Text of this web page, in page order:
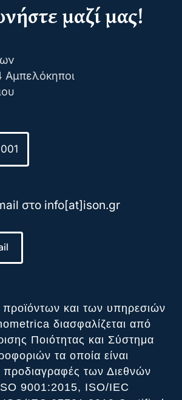
μαζί μας!
Αμπελόκηποι
στο info[at]ison.gr
και των υπηρεσιών
διασφαλίζεται από
Ποιότητας και Σύστημα
τα οποία είναι
των Διεθνών
9001:2015, ISO/IEC